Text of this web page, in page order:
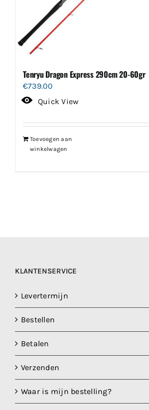
Tenryu Dragon Express 290cm 20-60gr
€739.00
Quick View
Toevoegen aan
winkelwagen
KLANTENSERVICE
Levertermijn
Bestellen
Betalen
Verzenden
Waar is mijn bestelling?